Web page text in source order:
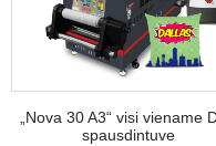
„Nova 30 A3“ visi viename
spausdintuve